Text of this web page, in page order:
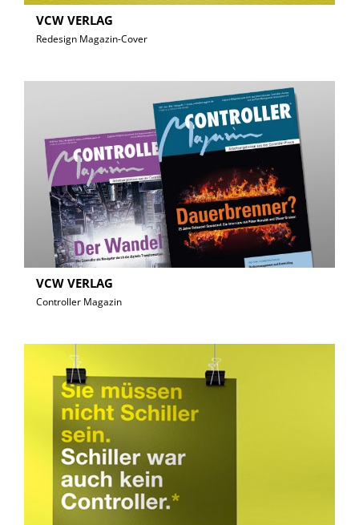
VCW VERLAG
Redesign Magazin-Cover
VCW VERLAG
Controller Magazin